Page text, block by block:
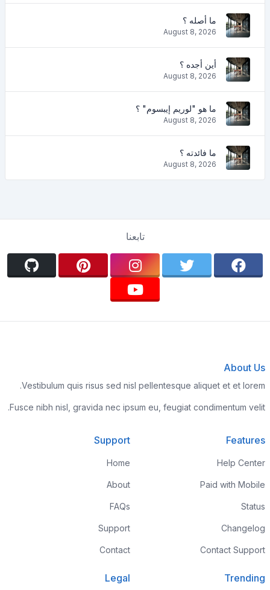
ما أصله ؟
August 8, 2026
أين أجده ؟
August 8, 2026
ما هو "لوريم إيبسوم" ؟
August 8, 2026
ما فائدته ؟
August 8, 2026
تابعنا
About Us
Vestibulum quis risus sed nisl pellentesque aliquet et et lorem.
Fusce nibh nisl, gravida nec ipsum eu, feugiat condimentum velit.
Features
Help Center
Paid with Mobile
Status
Changelog
Contact Support
Support
Home
About
FAQs
Support
Contact
Trending
Legal